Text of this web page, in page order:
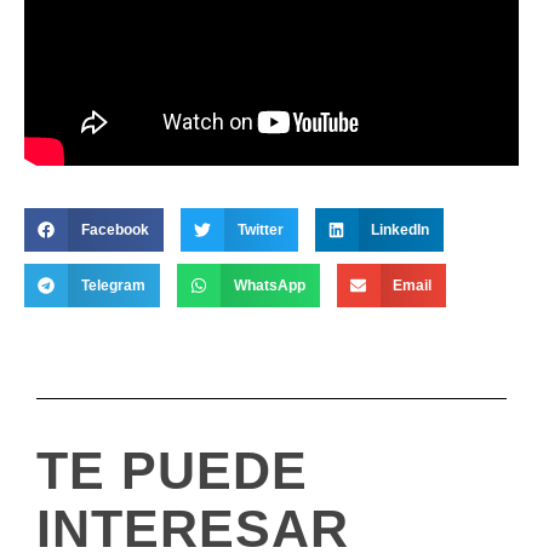
Facebook Twitter LinkedIn
Telegram WhatsApp Email
TE PUEDE
INTERESAR